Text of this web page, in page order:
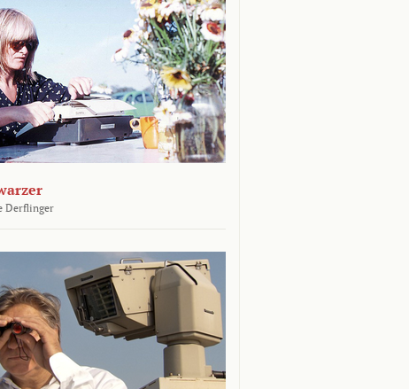
Derflinger